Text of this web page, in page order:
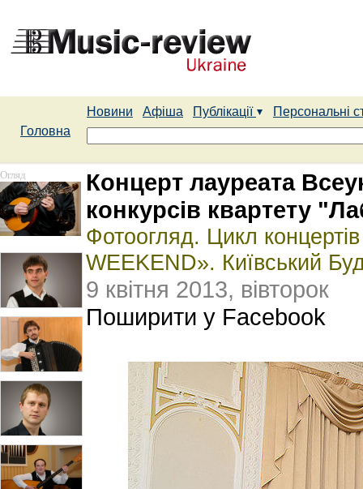
Новини Афіша Публікації
Персональні
Головна
Огляд
Концерт лауреата
конкурсів квартету
Фотоогляд. Цикл
WEEKEND». Київський
9 квітня 2013, вівторок
Поширити у Facebook